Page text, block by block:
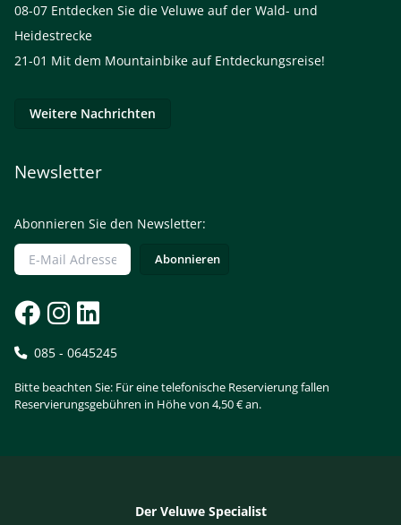
08-07 Entdecken Sie die Veluwe auf der Wald- und
Heidestrecke
21-01 Mit dem Mountainbike auf Entdeckungsreise!
Weitere Nachrichten
Newsletter
Abonnieren Sie den Newsletter:
085 - 0645245
Bitte beachten Sie: Für eine telefonische Reservierung fallen
Reservierungsgebühren in Höhe von 4,50 € an.
Der Veluwe Specialist